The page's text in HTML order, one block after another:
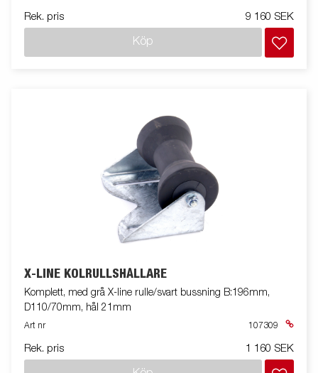
Rek. pris 9 160 SEK
Köp
X-LINE KÖLRULLSHÅLLARE
Komplett, med grå X-line rulle/svart bussning B:196mm,
D110/70mm, hål 21mm
Art nr 107309
Rek. pris 1 160 SEK